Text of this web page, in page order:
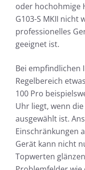
oder hochohmige
G103-S MKII nicht
professionelles
geeignet ist.
Bei empfindlichen
Regelbereich
100 Pro
Uhr liegt, wenn
ausgewählt ist.
Einschränkungen
Gerät kann nicht
Topwerten